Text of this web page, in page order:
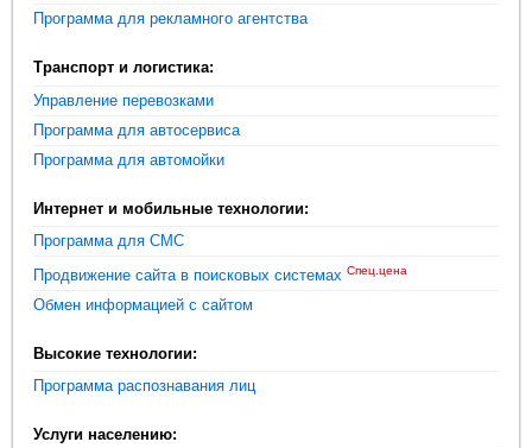
Программа для рекламного агентства
Транспорт и логистика:
Управление перевозками
Программа для автосервиса
Программа для автомойки
Интернет и мобильные технологии:
Программа для СМС
Продвижение сайта в поисковых системах Спец.цена
Обмен информацией с сайтом
Высокие технологии:
Программа распознавания лиц
Услуги населению: